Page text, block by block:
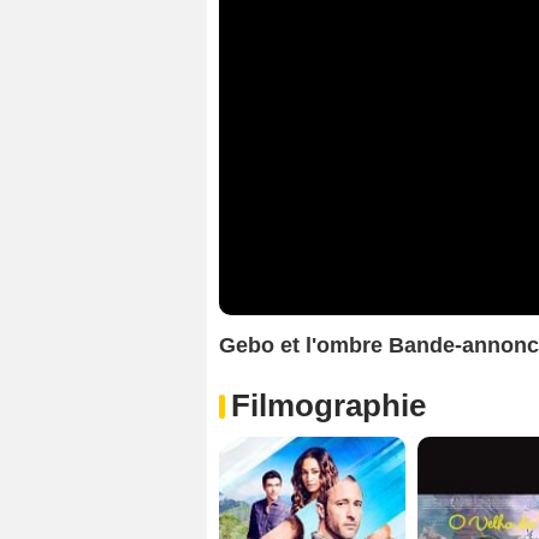
Gebo et l'ombre Bande-
Filmographie